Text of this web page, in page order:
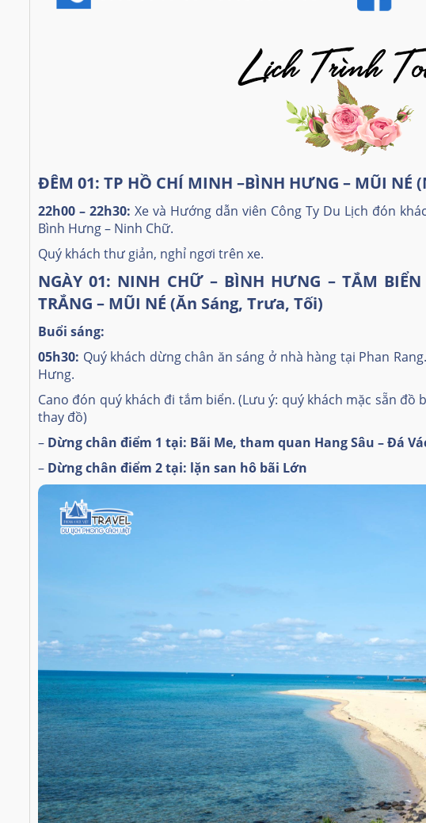
ĐÊM 01: TP HỒ CHÍ MINH –BÌNH HƯNG – MŨI
22h00 – 22h30: Xe và Hướng dẫn viên Công Ty Du Lịch đón
Bình Hưng – Ninh Chữ.
Quý khách thư giản, nghỉ ngơi trên xe.
NGÀY 01: NINH CHỮ – BÌNH HƯNG – TẮM
TRẮNG – MŨI NÉ (Ăn Sáng, Trưa, Tối)
Buổi sáng:
05h30: Quý khách dừng chân ăn sáng ở nhà hàng tại Phan
Hưng.
Cano đón quý khách đi tắm biển.(Lưu ý: quý khách mặc sẵn đồ
thay đồ)
– Dừng chân điểm 1 tại: Bãi Me, tham quan Hang Sâu – Đá
– Dừng chân điểm 2 tại: lặn san hô bãi Lớn